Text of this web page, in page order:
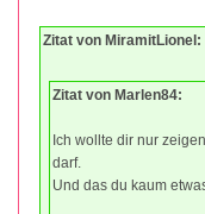
Zitat von MiramitLionel:
Zitat von Marlen84:
Ich wollte dir nur
darf.
Und das du kaum